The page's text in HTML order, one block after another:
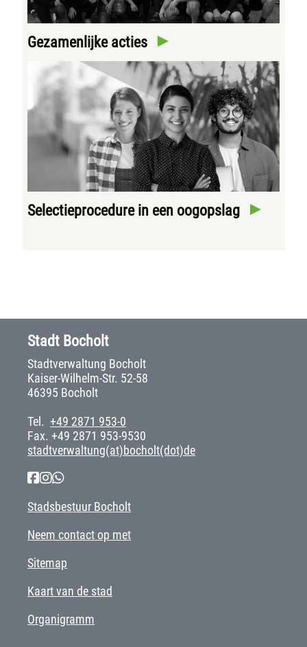
Gezamenlijke acties
Selectieprocedure in een oogopslag
Stadt Bocholt
Stadtverwaltung Bocholt
Kaiser-Wilhelm-Str. 52-58
46395 Bocholt
Tel. +49 2871 953-0
Fax. +49 2871 953-9530
stadtverwaltung(at)bocholt(dot)de
Stadsbestuur Bocholt
Neem contact op met
Sitemap
Kaart van de stad
Organigramm